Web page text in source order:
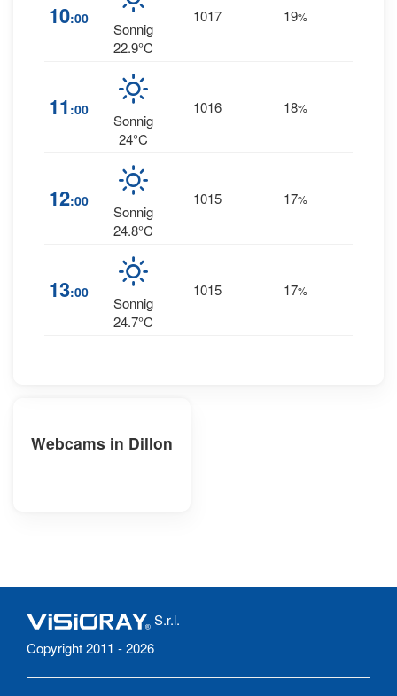
10:00
Sonnig
22.9°C
1017 19%
11 :00
Sonnig
24°C
1016 18%
12:00
Sonnig
24.8°C
1015 17%
13:00
Sonnig
24.7°C
1015 17%
Webcams in Dillon
S.r.l.
Copyright 2011 - 2026